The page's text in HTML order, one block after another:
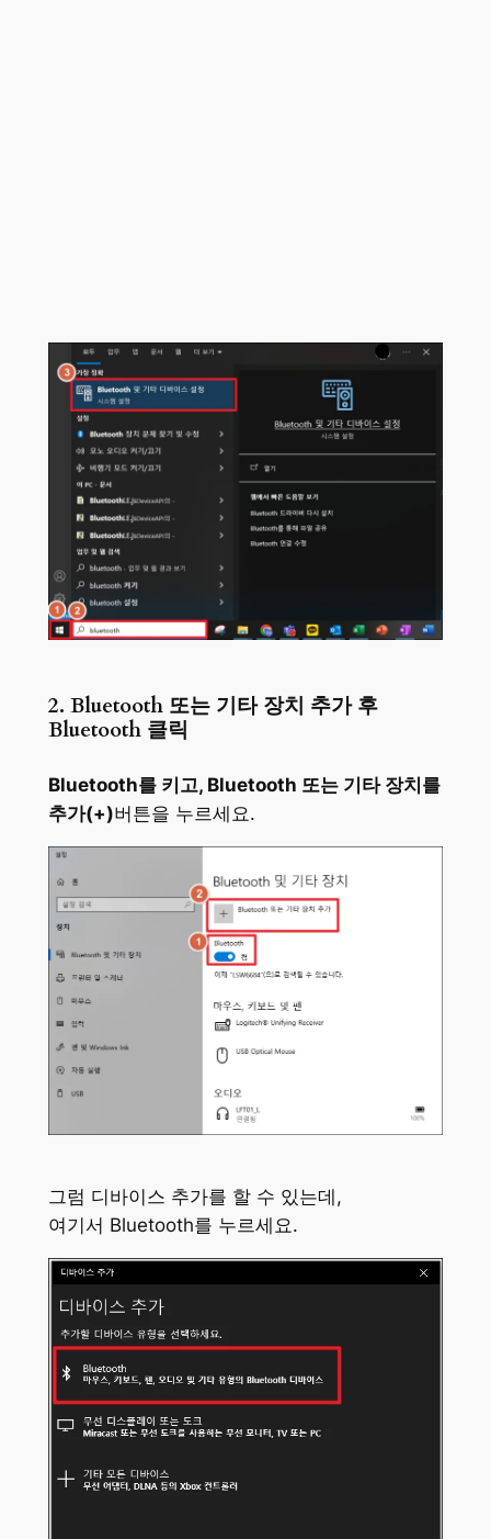
2. Bluetooth 또는 기타 장치 추가 후
Bluetooth 클릭
Bluetooth를 키고, Bluetooth 또는 기타 장치를
추가(+)버튼을 누르세요.
그럼 디바이스 추가를 할 수 있는데,
여기서 Bluetooth를 누르세요.